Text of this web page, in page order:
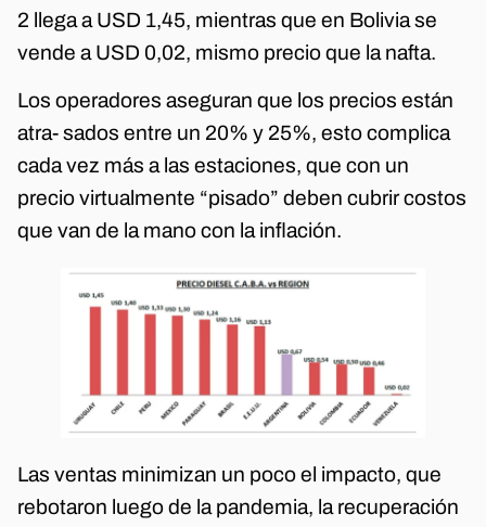
2 llega a USD 1,45, mientras que en Bolivia se
vende a USD 0,02, mismo precio que la nafta.
Los operadores aseguran que los precios están
atra- sados entre un 20% y 25%, esto complica
cada vez más a las estaciones, que con un
precio virtualmente “pisado” deben cubrir costos
que van de la mano con la inflación.
Las ventas minimizan un poco el impacto, que
rebotaron luego de la pandemia, la recuperación